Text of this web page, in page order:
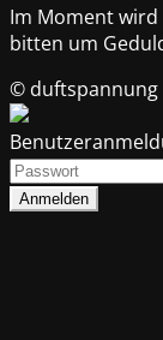
Im Moment
bitten um
© duftspannung